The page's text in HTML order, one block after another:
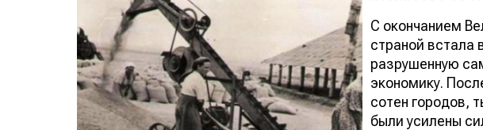
С окончанием
страной встала
разрушенную
экономику.
сотен городов,
были усилены
сельскохозяйственной артели